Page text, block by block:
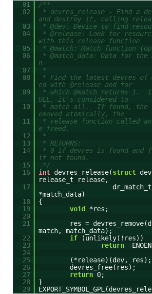
01
/**
02
* devres_release - Find a
and destroy it, calling
03
* @dev: Device to find
04
* @release: Look for
with this release function
05
* @match: Match function
06
* @match_data: Data for
n
07
*
08
* Find the latest devres of
ed with @release and for
09
* which @match returns 1.
ULL, it's considered to
10
* match all. If found, the
emoved atomically, the
11
* release function called
e freed.
12
*
13
* RETURNS:
14
* 0 if devres is found and
if not found.
15
*/
16
int devres_release(struct
release_t release,
17
*match_data)
18
{
19
void
*res;
20
21
res =
match, match_data);
22
if
(unlikely(!res))
23
return
-
24
25
(*release)(dev, res);
26
devres_free(res);
27
return 0;
28
}
29